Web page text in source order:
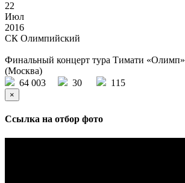
22
Июл
2016
СК Олимпийский
Финальный концерт тура Тимати «Олимп»
(Москва)
64 003
30 115
×
Ссылка на отбор фото